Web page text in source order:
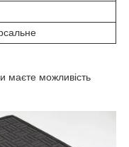
маєте можливість